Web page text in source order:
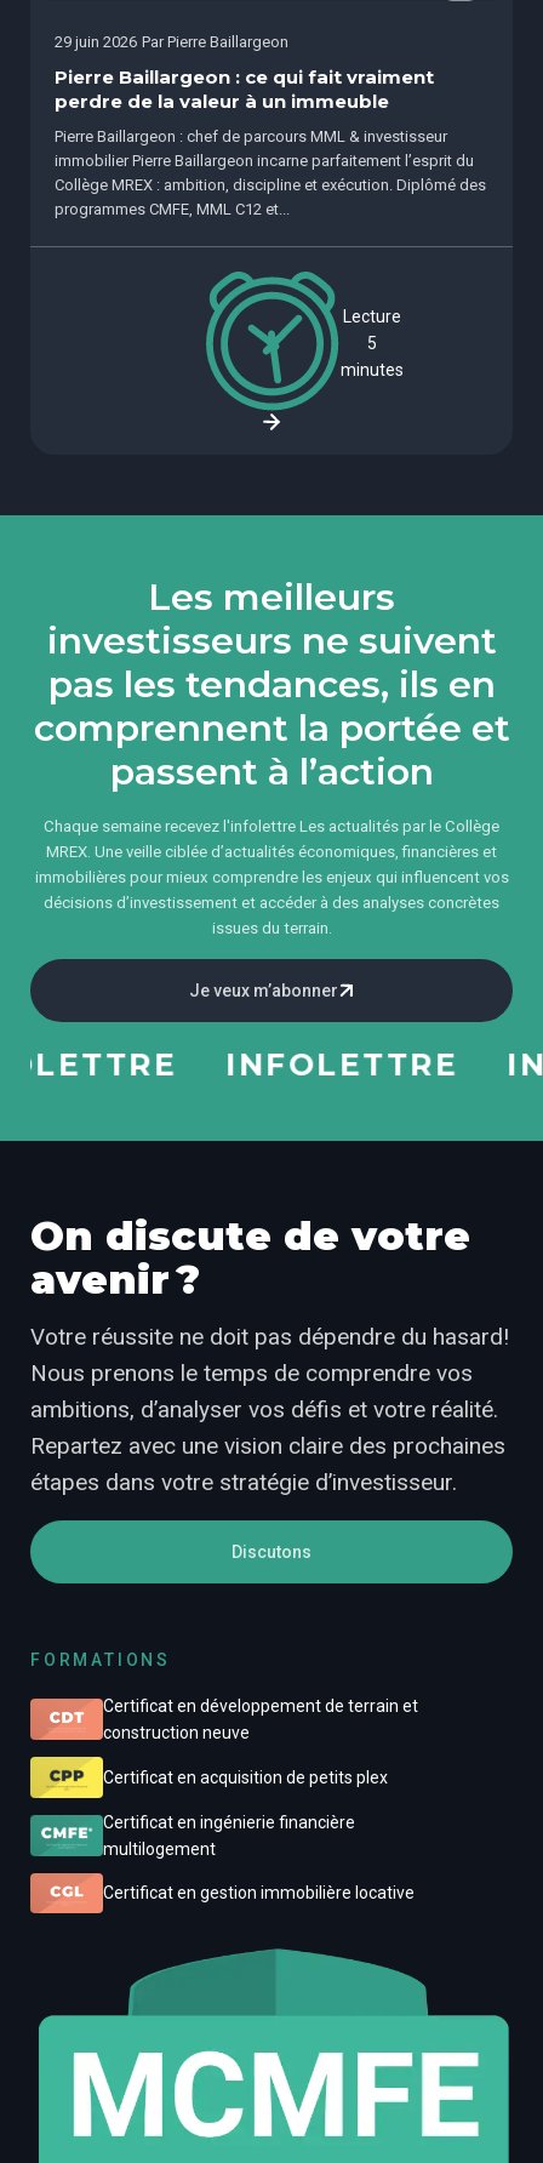
29 juin 2026 Par Pierre Baillargeon
Pierre Baillargeon : ce qui fait vraiment
perdre de la valeur à un immeuble
Pierre Baillargeon : chef de parcours MML & investisseur
immobilier Pierre Baillargeon incarne parfaitement l’esprit du
Collège MREX : ambition, discipline et exécution. Diplômé des
programmes CMFE, MML C12 et...
Lecture
5
minutes
Les meilleurs
investisseurs ne suivent
pas les tendances, ils en
comprennent la portée et
passent à l’action
Chaque semaine recevez l'infolettre Les actualités par le Collège
MREX. Une veille ciblée d’actualités économiques, financières et
immobilières pour mieux comprendre les enjeux qui influencent vos
décisions d’investissement et accéder à des analyses concrètes
issues du terrain.
Je veux m’abonner
INFOLETTRE
On discute de votre
avenir ?
Votre réussite ne doit pas dépendre du hasard!
Nous prenons le temps de comprendre vos
ambitions, d’analyser vos défis et votre réalité.
Repartez avec une vision claire des prochaines
étapes dans votre stratégie d’investisseur.
Discutons
FORMATIONS
Certificat en développement de terrain et
construction neuve
Certificat en acquisition de petits plex
Certificat en ingénierie financière
multilogement
Certificat en gestion immobilière locative